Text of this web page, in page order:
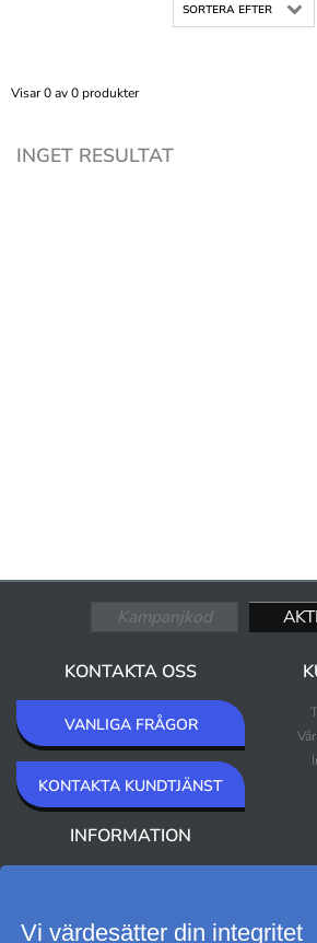
SORTERA EFTER
Visar 0 av 0 produkter
INGET RESULTAT
KONTAKTA OSS
VANLIGA FRÅGOR
KONTAKTA KUNDTJÄNST
INFORMATION
Vi värdesätter din integritet